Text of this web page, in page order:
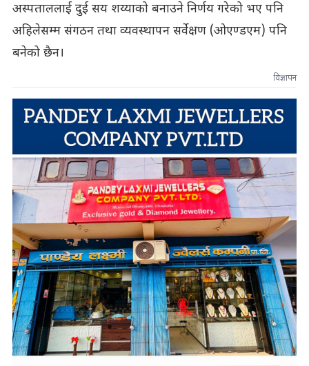
अस्पताललाई दुई सय शय्याको बनाउने निर्णय गरेको भए पनि
अहिलेसम्म संगठन तथा व्यवस्थापन सर्वेक्षण (ओएण्डएम) पनि
बनेको छैन।
विज्ञापन